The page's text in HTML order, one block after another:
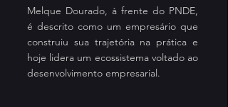
Melque Dourado, à frente do PNDE,
é descrito como um empresário que
construiu sua trajetória na prática e
hoje lidera um ecossistema voltado ao
desenvolvimento empresarial.